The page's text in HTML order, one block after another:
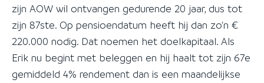
zijn AOW wil ontvangen gedurende 20 jaar, dus tot
zijn 87ste. Op pensioendatum heeft hij dan zo'n €
220.000 nodig. Dat noemen het doelkapitaal. Als
Erik nu begint met beleggen en hij haalt tot zijn 67e
gemiddeld 4% rendement dan is een maandelijkse